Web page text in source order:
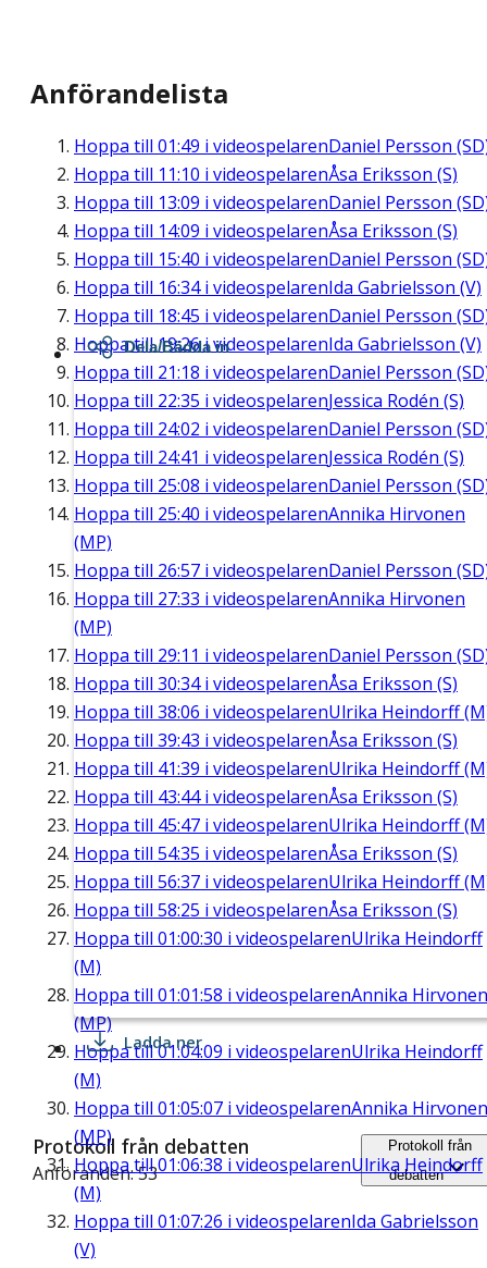
Anförandelista
Hoppa till 01:49 i videospelarenDaniel Persson
Hoppa till 11:10 i videospelarenÅsa Eriksson (S)
Hoppa till 13:09 i videospelarenDaniel Persson
Hoppa till 14:09 i videospelarenÅsa Eriksson (S)
Hoppa till 15:40 i videospelarenDaniel Persson
Hoppa till 16:34i videospelarenIda Gabrielsson (V)
Hoppa till 18:45 i videospelarenDaniel Persson
Hoppa till19:26i videospelarenIda Gabrielsson (V)
Hoppa till 21:18 i videospelarenDaniel Persson
Hoppa till 22:35 i videospelarenJessica Rodén (S)
Hoppa till 24:02 i videospelarenDaniel Persson
Hoppa till 24:41 i videospelarenJessica Rodén (S)
Hoppa till 25:08 i videospelarenDaniel Persson
Hoppa till 25:40 i videospelarenAnnika Hirvonen
(MP)
Hoppa till 26:57 i videospelarenDaniel Persson
Hoppa till 27:33 i videospelarenAnnika Hirvonen
(MP)
Hoppa till 29:11 i videospelarenDaniel Persson
Hoppa till 30:34i videospelarenÅsa Eriksson (S)
Hoppa till 38:06 i videospelarenUlrika Heindorff
Hoppa till 39:43 i videospelarenÅsa Eriksson (S)
Hoppa till 41:39 i videospelarenUlrika Heindorff
Hoppa till 43:44i videospelarenÅsa Eriksson (S)
Hoppa till 45:47 i videospelarenUlrika Heindorff
Hoppa till 54:35 i videospelarenÅsa Eriksson (S)
Hoppa till 56:37 i videospelarenUlrika Heindorff
Hoppa till 58:25 i videospelarenÅsa Eriksson (S)
Hoppa till 01:00:30 i videospelarenUlrika Heindorff
(M)
Hoppa till 01:01:58 i videospelarenAnnika Hirvonen
(MP)
Hoppa till01:04:09 i videospelarenUlrika Heindorff
(M)
Hoppa till 01:05:07 i videospelarenAnnika Hirvonen
(MP)
Hoppa till01:06:38 i videospelarenUlrika Heindorff
(M)
Hoppa till 01:07:26 i videospelarenIda Gabrielsson
(V)
Dela/Bädda in
Ladda ner
Protokoll från debatten
Anföranden: 53
Protokoll från
debatten